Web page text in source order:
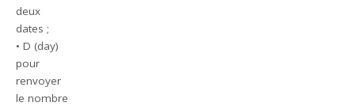
deux
dates ;
• D (day)
pour
renvoyer
le nombre